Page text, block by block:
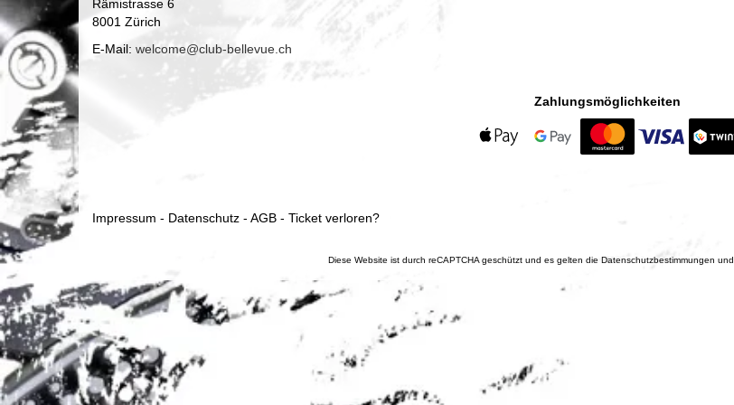
Rämistrasse 6
8001 Zürich
E-Mail: hc.euvelleb-bulc@emoclew
Zahlungsmöglichkeiten
Impressum - Datenschutz - AGB - Ticket verloren?
Diese Website ist durch reCAPTCHA geschützt und es gelten die Datenschutzbestimmungen und